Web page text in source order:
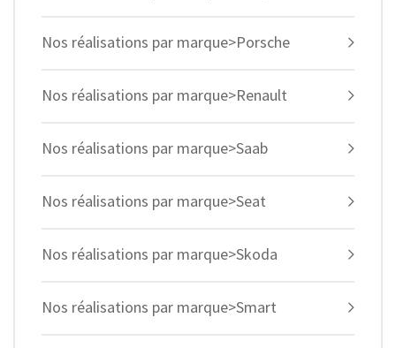
Nos réalisations par marque>Porsche
Nos réalisations par marque>Renault
Nos réalisations par marque>Saab
Nos réalisations par marque>Seat
Nos réalisations par marque>Skoda
Nos réalisations par marque>Smart